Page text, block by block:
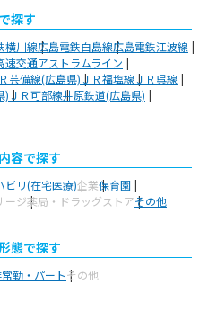
探す
横川線広島電鉄白島線広島電鉄江波線
速交通アストラムライン
芸備線(広島県)ＪＲ福塩線ＪＲ呉線
)ＪＲ可部線井原鉄道(広島県)
容で探す
ビリ(在宅医療)企業保育園
ージ薬局・ドラッグストアその他
態で探す
勤・パートその他